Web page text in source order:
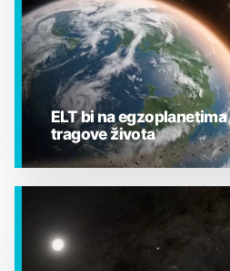
ELT bi na
tragove života